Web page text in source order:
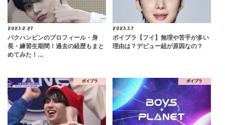
2023.2.27
パクハンビンのプロフィール・身
長・練習生期間！過去の経歴もまと
めてみた！…
2023.3.7
ボイプラ【フイ】無理や苦手が多い
理由は？デビュー組が原因なの？
ボイプラ ボイプラ